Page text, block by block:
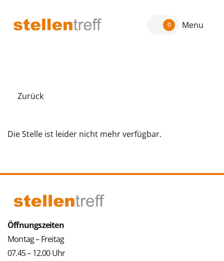
0 Menu
Zurück
Die Stelle ist leider nicht mehr verfügbar.
Öffnungszeiten
Montag – Freitag
07.45 – 12.00 Uhr